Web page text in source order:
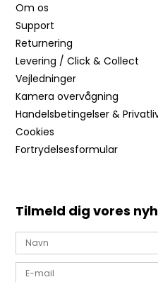
Om os
Support
Returnering
Levering / Click & Collect
Vejledninger
Kamera overvågning
Handelsbetingelser &
Cookies
Fortrydelsesformular
Tilmeld dig vores